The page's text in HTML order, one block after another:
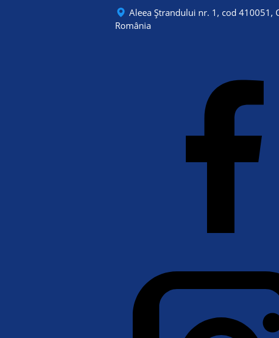
Aleea Ștrandului nr. 1, cod 410051,
România